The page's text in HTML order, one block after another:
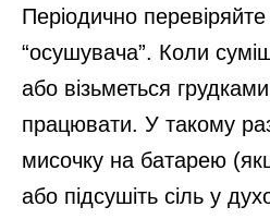
Періодично
“осушувача”. Коли
або візьметься
працювати. У такому
мисочку на батарею
або підсушіть сіль у